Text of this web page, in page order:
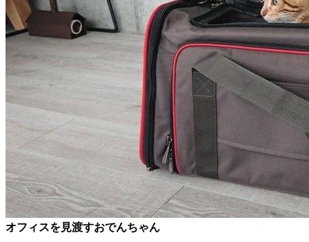
オフィスを見渡すおでんちゃん